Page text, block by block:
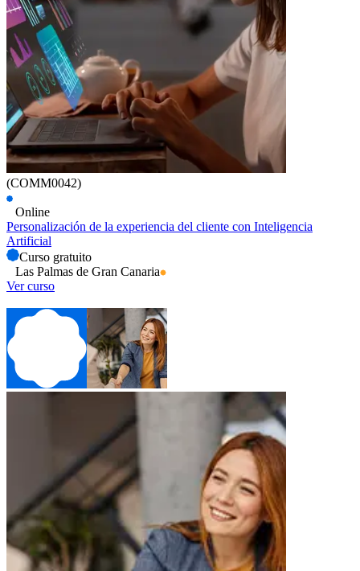
(COMM0042)
Online
Personalización de la experiencia del cliente con Inteligencia
Artificial
Curso gratuito
Las Palmas de Gran Canaria
Ver curso